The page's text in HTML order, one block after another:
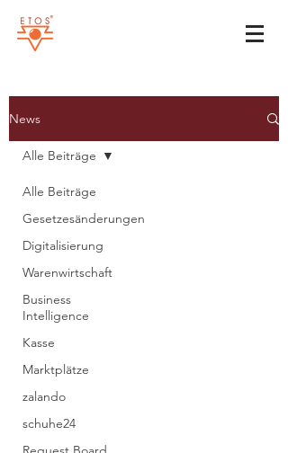
News
Alle Beiträge
Gesetzesänderungen
Digitalisierung
Warenwirtschaft
Business
Intelligence
Kasse
Marktplätze
zalando
schuhe24
Alle Beiträge